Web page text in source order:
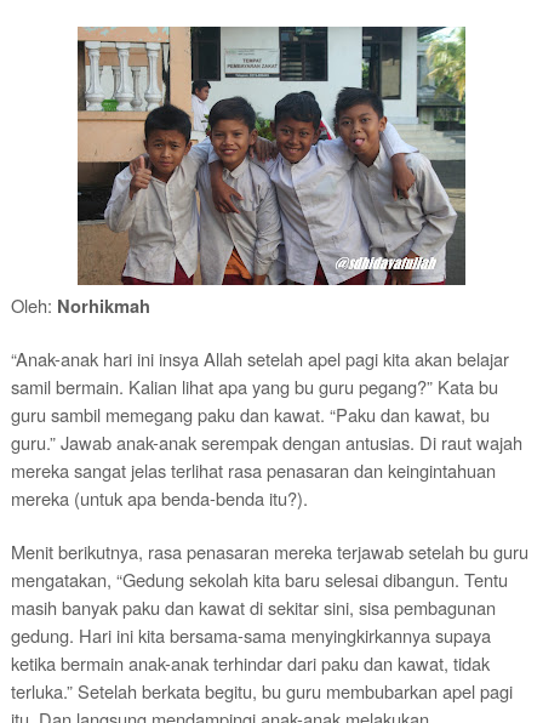
Oleh: Norhikmah
“Anak-anak hari ini insya Allah setelah apel pagi kita akan belajar
samil bermain. Kalian lihat apa yang bu guru pegang?” Kata bu
guru sambil memegang paku dan kawat. “Paku dan kawat, bu
guru.” Jawab anak-anak serempak dengan antusias. Di raut wajah
mereka sangat jelas terlihat rasa penasaran dan keingintahuan
mereka (untuk apa benda-benda itu?).
Menit berikutnya, rasa penasaran mereka terjawab setelah bu guru
mengatakan, “Gedung sekolah kita baru selesai dibangun. Tentu
masih banyak paku dan kawat di sekitar sini, sisa pembagunan
gedung. Hari ini kita bersama-sama menyingkirkannya supaya
ketika bermain anak-anak terhindar dari paku dan kawat, tidak
terluka.” Setelah berkata begitu, bu guru membubarkan apel pagi